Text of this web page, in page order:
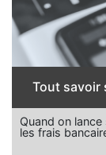
Tout savoir
Quand on
les frais